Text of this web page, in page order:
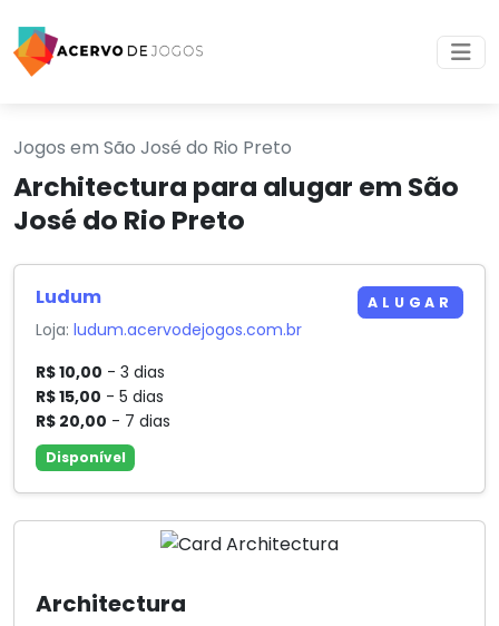
Jogos em São José do Rio Preto
Architectura para alugar em São
José do Rio Preto
Architectura
Ludum
Loja:ludum.acervodejogos.com.br
R$ 10,00 - 3 dias
R$ 15,00 - 5 dias
R$ 20,00 - 7 dias
Disponível
ALUGAR